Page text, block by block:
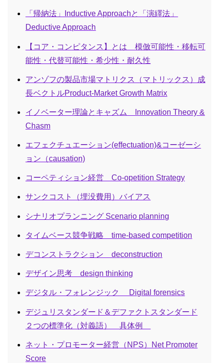
「帰納法」Inductive Approachと「演繹法」
Deductive Approach
【コア・コンピタンス】とは 模倣可能性・移転可
能性・代替可能性・希少性・耐久性
アンゾフの製品市場マトリクス（マトリックス）成
長ベクトルProduct-Market Growth Matrix
イノベーター理論とキャズム Innovation Theory &
Chasm
エフェクチュエーション(effectuation)&コーゼーシ
ョン（causation)
コーペティション経営 Co-opetition Strategy
サンクコスト（埋没費用）バイアス
シナリオプランニング Scenario planning
タイムベース競争戦略 time-based competition
デコンストラクション deconstruction
デザイン思考 design thinking
デジタル・フォレンジック Digital forensics
デジュリスタンダード＆デファクトスタンダード
２つの標準化（対義語） 具体例
ネット・プロモーター経営（NPS）Net Promoter
Score